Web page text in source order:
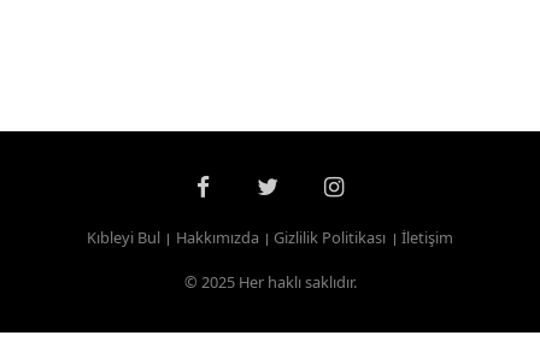
Kıbleyi Bul Hakkımızda Gizlilik Politikası
İletişim
© 2025 Her haklı saklıdır.